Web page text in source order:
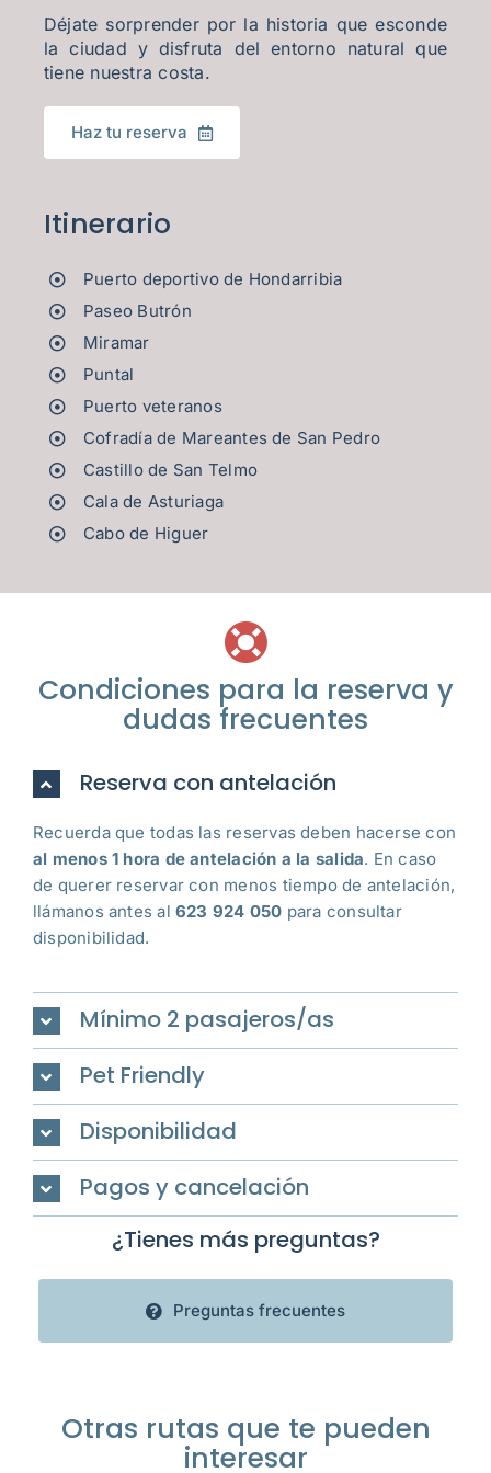
Déjate sorprender por la historia que esconde
la ciudad y disfruta del entorno natural que
tiene nuestra costa.
Haz tu reserva
Itinerario
Puerto deportivo de Hondarribia
Paseo Butrón
Miramar
Puntal
Puerto veteranos
Cofradía de Mareantes de San Pedro
Castillo de San Telmo
Cala de Asturiaga
Cabo de Higuer
Condiciones para la reserva y
dudas frecuentes
Reserva con antelación
Recuerda que todas las reservas deben hacerse con
al menos 1 hora de antelación a la salida. En caso
de querer reservar con menos tiempo de antelación,
llámanos antes al623 924 050 para consultar
disponibilidad.
Mínimo 2 pasajeros/as
Pet Friendly
Disponibilidad
Pagos y cancelación
¿Tienes más preguntas?
Preguntas frecuentes
Otras rutas que te pueden
interesar